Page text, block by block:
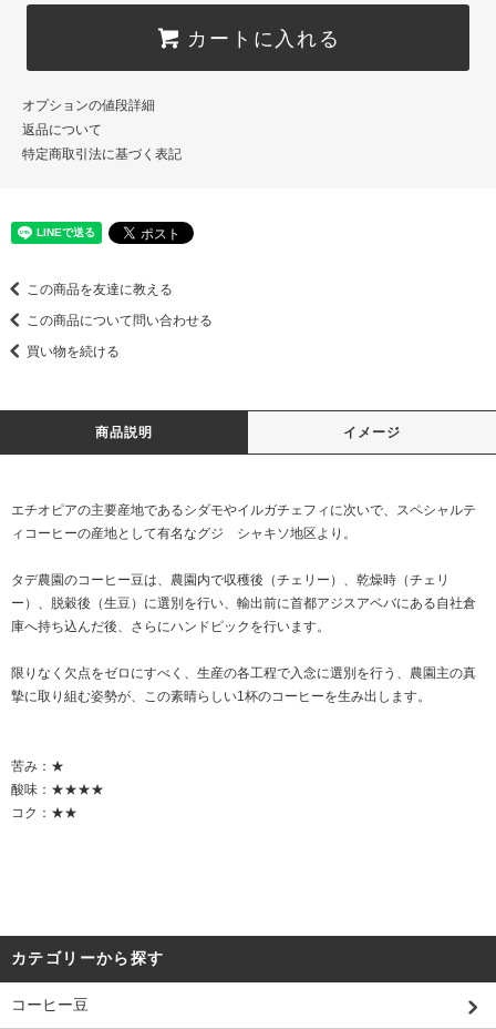
カートに入れる
オプションの値段詳細
返品について
特定商取引法に基づく表記
この商品を友達に教える
この商品について問い合わせる
買い物を続ける
商品説明 イメージ
エチオピアの主要産地であるシダモやイルガチェフィに次いで、スペシャルテ
ィコーヒーの産地として有名なグジ シャキソ地区より。
タデ農園のコーヒー豆は、農園内で収穫後（チェリー）、乾燥時（チェリ
ー）、脱穀後（生豆）に選別を行い、輸出前に首都アジスアベバにある自社倉
庫へ持ち込んだ後、さらにハンドピックを行います。
限りなく欠点をゼロにすべく、生産の各工程で入念に選別を行う、農園主の真
摯に取り組む姿勢が、この素晴らしい1杯のコーヒーを生み出します。
苦み：★
酸味：★★★★
コク：★★
カテゴリーから探す
コーヒー豆